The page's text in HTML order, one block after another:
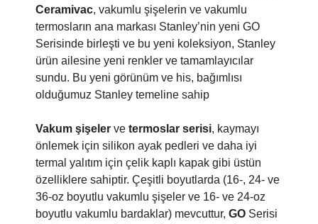
Ceramivac, vakumlu şişelerin ve vakumlu
termosların ana markası Stanley’nin yeni GO
Serisinde birleşti ve bu yeni koleksiyon, Stanley
ürün ailesine yeni renkler ve tamamlayıcılar
sundu. Bu yeni görünüm ve his, bağımlısı
olduğumuz Stanley temeline sahip
Vakum şişeler ve termoslar serisi, kaymayı
önlemek için silikon ayak pedleri ve daha iyi
termal yalıtım için çelik kaplı kapak gibi üstün
özelliklere sahiptir. Çeşitli boyutlarda (16-, 24- ve
36-oz boyutlu vakumlu şişeler ve 16- ve 24-oz
boyutlu vakumlu bardaklar) mevcuttur, GO Serisi